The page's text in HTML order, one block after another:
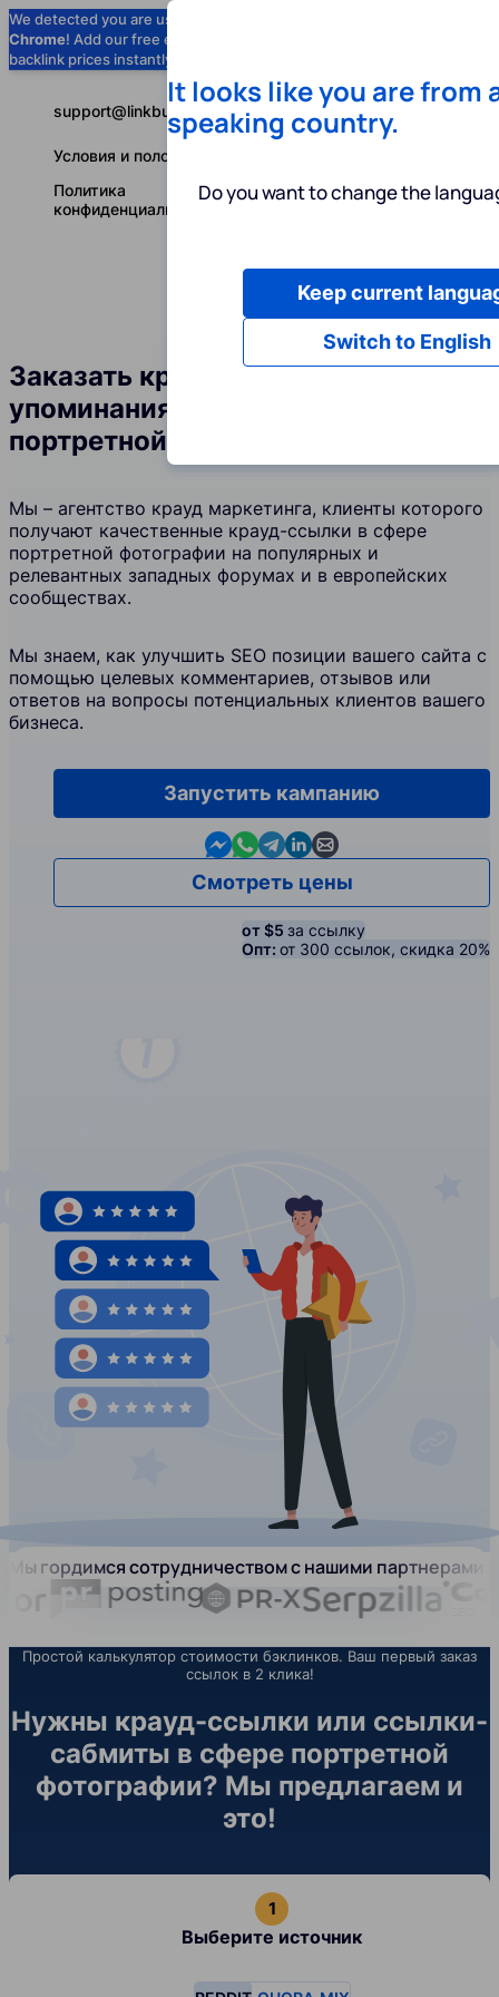
We detected you are using
Chrome! Add our free extension to check
backlink prices instantly as you browse.
Услуги
Русский
support@linkbuilder.com
Условия и положения
Политика
конфиденциальности
Заказать крауд-ссылки и
упоминания бренда в сфере
портретной фотографии
Мы – агентство крауд маркетинга, клиенты которого
получают качественные крауд-ссылки в сфере
портретной фотографии на популярных и
релевантных западных форумах и в европейских
сообществах.
Мы знаем, как улучшить SEO позиции вашего сайта с
помощью целевых комментариев, отзывов или
ответов на вопросы потенциальных клиентов вашего
бизнеса.
Запустить кампанию
Contact us in Messenger
Contact us in WhatsApp
Contact us in Telegram
Contact us in Linkedin
Contact us by email
Смотреть цены
от $5 за ссылку
Опт: от 300 ссылок, скидка 20%
Мы гордимся сотрудничеством с нашими партнерами:
Простой калькулятор стоимости бэклинков. Ваш первый заказ
ссылок в 2 клика!
Нужны крауд-ссылки или ссылки-
сабмиты в сфере портретной
фотографии? Мы предлагаем и
это!
Выберите источник
It looks like you are from
speaking country.
Do you want to change the
Switch to English
Keep current